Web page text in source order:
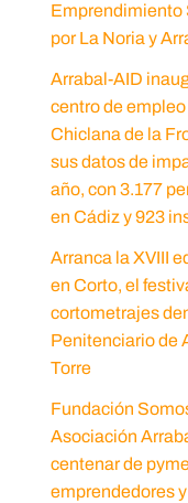
Emprendimiento
por La Noria y
Arrabal-AID
centro de
Chiclana de la
sus datos de
año, con 3.177
en Cádiz y 923
Arranca la XVIII
en Corto, el
cortometrajes
Penitenciario de
Torre
Fundación
Asociación
centenar de
emprendedores